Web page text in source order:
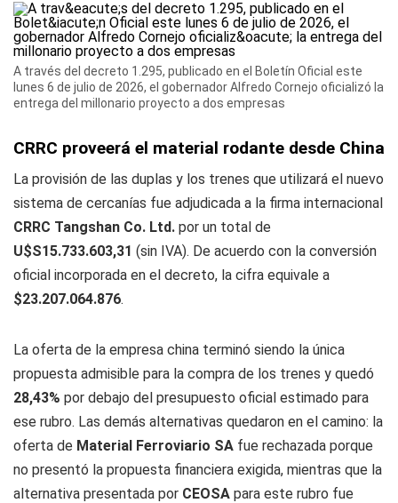
A través del decreto 1.295, publicado en el Boletín Oficial este
lunes 6 de julio de 2026, el gobernador Alfredo Cornejo oficializó la
entrega del millonario proyecto a dos empresas
CRRC proveerá el material rodante desde China
La provisión de las duplas y los trenes que utilizará el nuevo
sistema de cercanías fue adjudicada a la firma internacional
CRRC Tangshan Co. Ltd. por un total de
U$S15.733.603,31 (sin IVA). De acuerdo con la conversión
oficial incorporada en el decreto, la cifra equivale a
$23.207.064.876.
La oferta de la empresa china terminó siendo la única
propuesta admisible para la compra de los trenes y quedó
28,43% por debajo del presupuesto oficial estimado para
ese rubro. Las demás alternativas quedaron en el camino: la
oferta de Material Ferroviario SA fue rechazada porque
no presentó la propuesta financiera exigida, mientras que la
alternativa presentada por CEOSA para este rubro fue